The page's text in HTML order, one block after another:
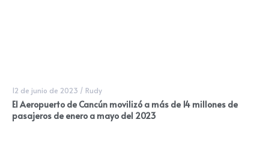
12 de junio de 2023 / Rudy
El Aeropuerto de Cancún movilizó a más de 14 millones de
pasajeros de enero a mayo del 2023